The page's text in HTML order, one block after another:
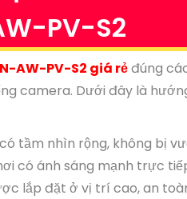
PV-S2
AW-PV-S2 giá rẻđúng
camera. Dưới đây là
tầm nhìn rộng, không bị
có ánh sáng mạnh trực
lắp đặt ở vị trí cao, an